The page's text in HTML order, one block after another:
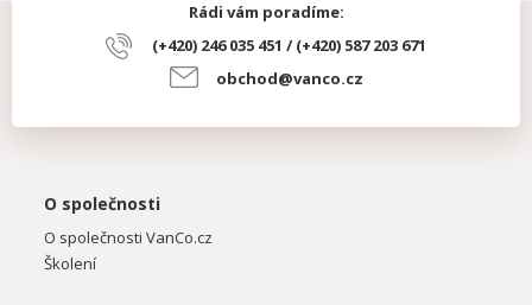
Rádi vám poradíme:
(+420) 246 035 451 / (+420) 587 203 671
obchod@vanco.cz
O společnosti
O společnosti VanCo.cz
Školení